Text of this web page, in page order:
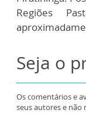
Regiões
Seja o
Os comentários e
seus autores e não